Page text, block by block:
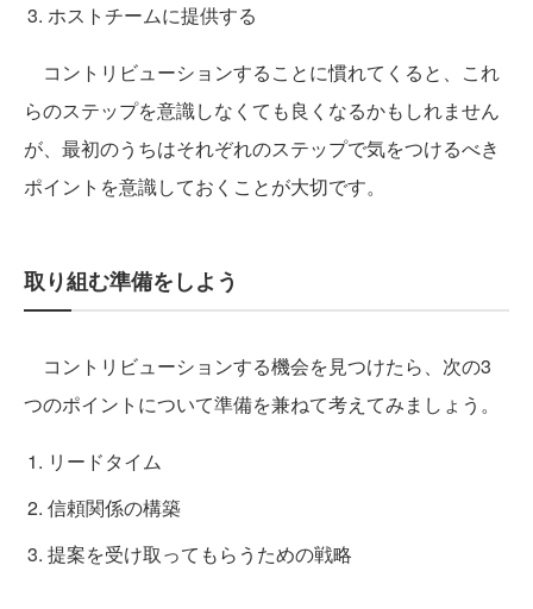
ホストチームに提供する
コントリビューションすることに慣れてくると、これ
らのステップを意識しなくても良くなるかもしれません
が、最初のうちはそれぞれのステップで気をつけるべき
ポイントを意識しておくことが大切です。
取り組む準備をしよう
コントリビューションする機会を見つけたら、次の3
つのポイントについて準備を兼ねて考えてみましょう。
リードタイム
信頼関係の構築
提案を受け取ってもらうための戦略